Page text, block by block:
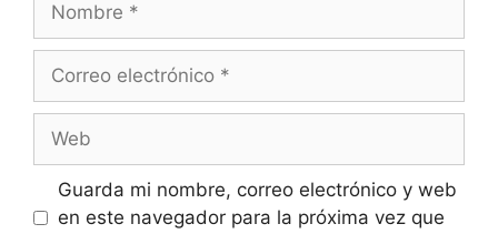
Guarda mi nombre, correo electrónico y web
en este navegador para la próxima vez que